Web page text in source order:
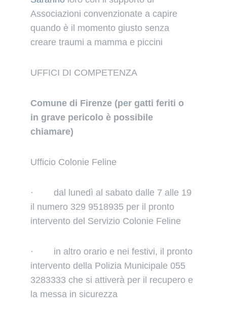
Associazioni convenzionate a capire
quando è il momento giusto senza
creare traumi a mamma e piccini
UFFICI DI COMPETENZA
Comune di Firenze (per gatti feriti o
in grave pericolo è possibile
chiamare)
Ufficio Colonie Feline
·        dal lunedì al sabato dalle 7 alle 19
il numero 329 9518935 per il pronto
intervento del Servizio Colonie Feline
·        in altro orario e nei festivi, il pronto
intervento della Polizia Municipale 055
3283333 che si attiverà per il recupero e
la messa in sicurezza